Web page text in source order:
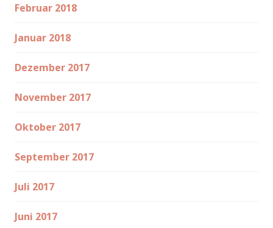
Februar 2018
Januar 2018
Dezember 2017
November 2017
Oktober 2017
September 2017
Juli 2017
Juni 2017